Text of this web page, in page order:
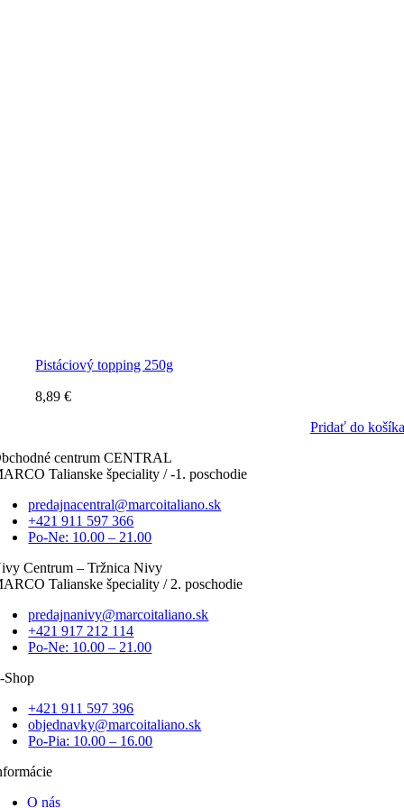
Pistáciový topping 250g
8,89€
Pridať do košíka
centrum CENTRAL
Talianske špeciality / -1. poschodie
predajnacentral@marcoitaliano.sk
+421 911 597 366
Po-Ne: 10.00 – 21.00
Centrum – Tržnica Nivy
Talianske špeciality / 2. poschodie
predajnanivy@marcoitaliano.sk
+421 917 212 114
Po-Ne: 10.00 – 21.00
Shop
+421 911 597 396
objednavky@marcoitaliano.sk
Po-Pia: 10.00 – 16.00
O nás